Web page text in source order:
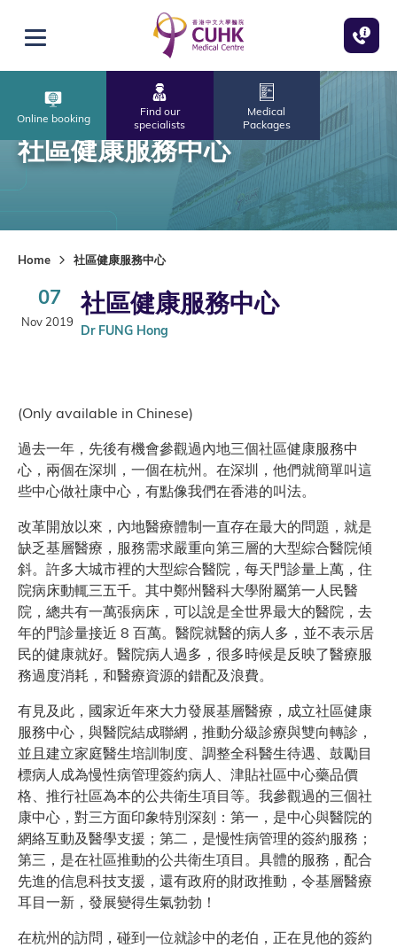
Open menu
Online booking
Find our
specialists
Medical
Packages
社區健康服務中心
Home 社區健康服務中心
07
Nov 2019
社區健康服務中心
Dr FUNG Hong
(Only available in Chinese)
過去一年，先後有機會參觀過內地三個社區健康服務中
心，兩個在深圳，一個在杭州。在深圳，他們就簡單叫這
些中心做社康中心，有點像我們在香港的叫法。
改革開放以來，內地醫療體制一直存在最大的問題，就是
缺乏基層醫療，服務需求嚴重向第三層的大型綜合醫院傾
斜。許多大城市裡的大型綜合醫院，每天門診量上萬，住
院病床動輒三五千。其中鄭州醫科大學附屬第一人民醫
院，總共有一萬張病床，可以說是全世界最大的醫院，去
年的門診量接近 8 百萬。醫院就醫的病人多，並不表示居
民的健康就好。醫院病人過多，很多時候是反映了醫療服
務過度消耗，和醫療資源的錯配及浪費。
有見及此，國家近年來大力發展基層醫療，成立社區健康
服務中心，與醫院結成聯網，推動分級診療與雙向轉診，
並且建立家庭醫生培訓制度、調整全科醫生待遇、鼓勵目
標病人成為慢性病管理簽約病人、津貼社區中心藥品價
格、推行社區為本的公共衛生項目等。我參觀過的三個社
康中心，對三方面印象特別深刻：第一，是中心與醫院的
網絡互動及醫學支援；第二，是慢性病管理的簽約服務；
第三，是在社區推動的公共衛生項目。具體的服務，配合
先進的信息科技支援，還有政府的財政推動，令基層醫療
耳目一新，發展變得生氣勃勃！
在杭州的訪問，碰到一位就診中的老伯，正在見他的簽約